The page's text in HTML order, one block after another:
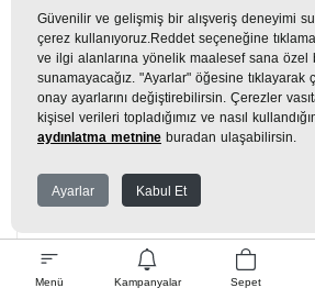
Menü Kampanyalar Sepet
Destek Hattı
0216 420 00 00
Yukarı Dudullu, Alemdağ Cd No: 806,
İstanbul
Güvenilir ve gelişmiş bir alışveriş deneyimi
çerez kullanıyoruz.Reddet seçeneğine
ve ilgi alanlarına yönelik maalesef sana özel
sunamayacağız. "Ayarlar" öğesine tıklayarak
onay ayarlarını değiştirebilirsin. Çerezler
kişisel verileri topladığımız ve nasıl
aydınlatma metnine buradan ulaşabilirsin.
Ayarlar Kabul Et